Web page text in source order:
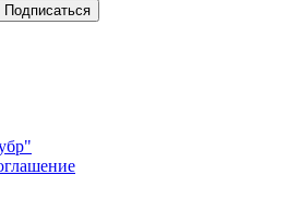
Подписаться